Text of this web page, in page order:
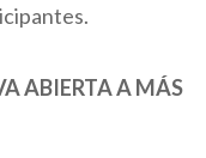
ABIERTA A MÁS